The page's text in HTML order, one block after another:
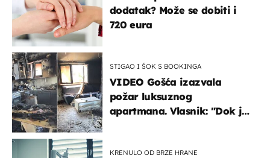
dodatak? Može se dobiti i
720 eura
STIGAO I ŠOK S BOOKINGA
VIDEO Gošća izazvala
požar luksuznog
apartmana. Vlasnik: "Dok je
KRENULO OD BRZE HRANE